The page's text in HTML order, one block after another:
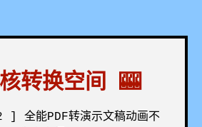
转换空间 🎰
全能PDF转演示文稿动画不